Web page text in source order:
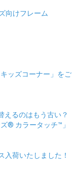
向けフレーム
ッズコーナー」をご
えるのはもう古い？
® カラータッチ™」
入荷いたしました！